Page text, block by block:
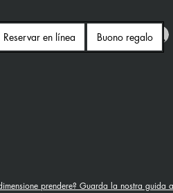
Reservar en línea Buono regalo
prendere? Guarda la nostra guida